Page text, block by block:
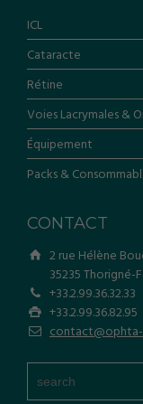
ICL
Cataracte
Rétine
Voies Lacrymales &
Équipement
Packs &
CONTACT
2 rue Hélène
35235 Thorigné-
+33.2.99.36.32.33
+33.2.99.36.82.95